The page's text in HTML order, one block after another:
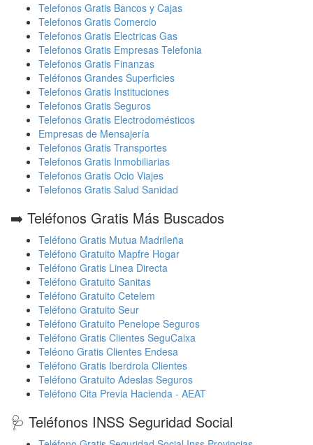
Telefonos Gratis Bancos y Cajas
Telefonos Gratis Comercio
Telefonos Gratis Electricas Gas
Telefonos Gratis Empresas Telefonia
Telefonos Gratis Finanzas
Teléfonos Grandes Superficies
Telefonos Gratis Instituciones
Telefonos Gratis Seguros
Telefonos Gratis Electrodomésticos
Empresas de Mensajería
Telefonos Gratis Transportes
Telefonos Gratis Inmobiliarias
Telefonos Gratis Ocio Viajes
Telefonos Gratis Salud Sanidad
➡️ Teléfonos Gratis Más Buscados
Teléfono Gratis Mutua Madrileña
Teléfono Gratuito Mapfre Hogar
Teléfono Gratis Linea Directa
Teléfono Gratuito Sanitas
Teléfono Gratuito Cetelem
Teléfono Gratuito Seur
Teléfono Gratuito Penelope Seguros
Teléfono Gratis Clientes SeguCaixa
Teléono Gratis Clientes Endesa
Teléfono Gratis Iberdrola Clientes
Teléfono Gratuito Adeslas Seguros
Teléfono Cita Previa Hacienda - AEAT
🩺 Teléfonos INSS Seguridad Social